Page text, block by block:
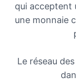
qui acceptent
une monnaie
Le réseau